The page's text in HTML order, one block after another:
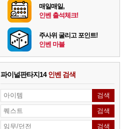
매일매일,
인벤 출석체크!
주사위 굴리고 포인트!
인벤 마블
파이널판타지14인벤 검색